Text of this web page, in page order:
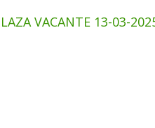
VACANTE 13-03-